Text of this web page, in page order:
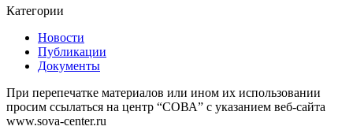
Категории
Новости
Публикации
Документы
При перепечатке материалов или ином их использовании
просим ссылаться на центр “СОВА” с указанием веб-сайта
www.sova-center.ru